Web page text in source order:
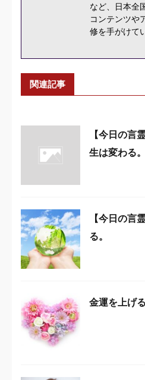
など、日本全
コンテンツや
修を手がけて
関連記事
【今日の言
生は変わる。
【今日の言
る。
金運を上げ